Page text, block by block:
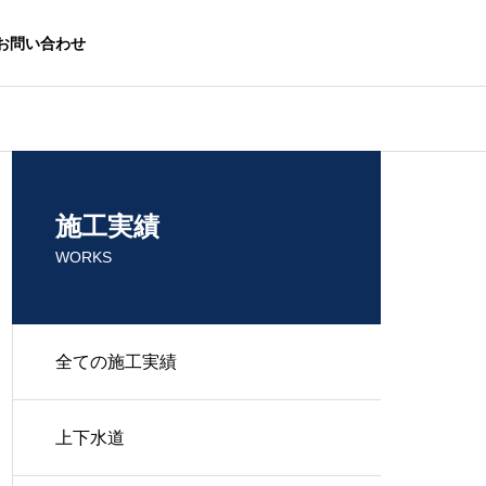
問い合わせ
施工実績
WORKS
全ての施工実績
上下水道